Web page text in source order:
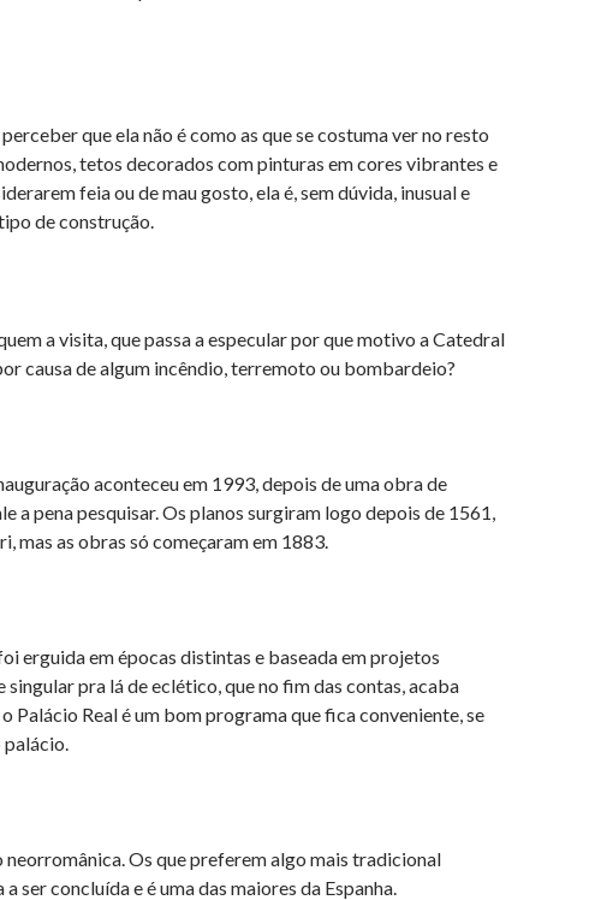
que ela não é como as que se costuma ver no resto
tetos decorados com pinturas em cores vibrantes e
feia ou de mau gosto, ela é, sem dúvida, inusual e
de construção.
a visita, que passa a especular por que motivo a Catedral
causa de algum incêndio, terremoto ou bombardeio?
aconteceu em 1993, depois de uma obra de
a pena pesquisar. Os planos surgiram logo depois de 1561,
mas as obras só começaram em 1883.
erguida em épocas distintas e baseada em projetos
pra lá de eclético, que no fim das contas, acaba
Real é um bom programa que fica conveniente, se
Os que preferem algo mais tradicional
concluída e é uma das maiores da Espanha.